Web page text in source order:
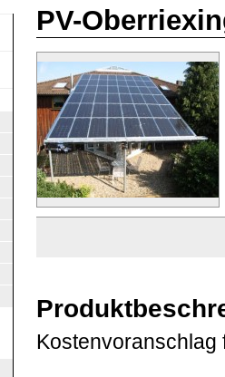
PV-
Kostenvoranschlag